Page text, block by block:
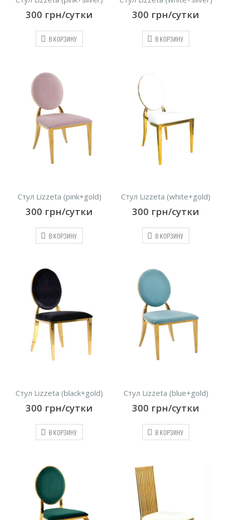
300 грн/сутки
В КОРЗИНУ
300 грн/сутки
В КОРЗИНУ
Стул Lizzeta (pink+gold)
300 грн/сутки
В КОРЗИНУ
Стул Lizzeta (white+gold)
300 грн/сутки
В КОРЗИНУ
Стул Lizzeta (black+gold)
300 грн/сутки
В КОРЗИНУ
Стул Lizzeta (blue+gold)
300 грн/сутки
В КОРЗИНУ